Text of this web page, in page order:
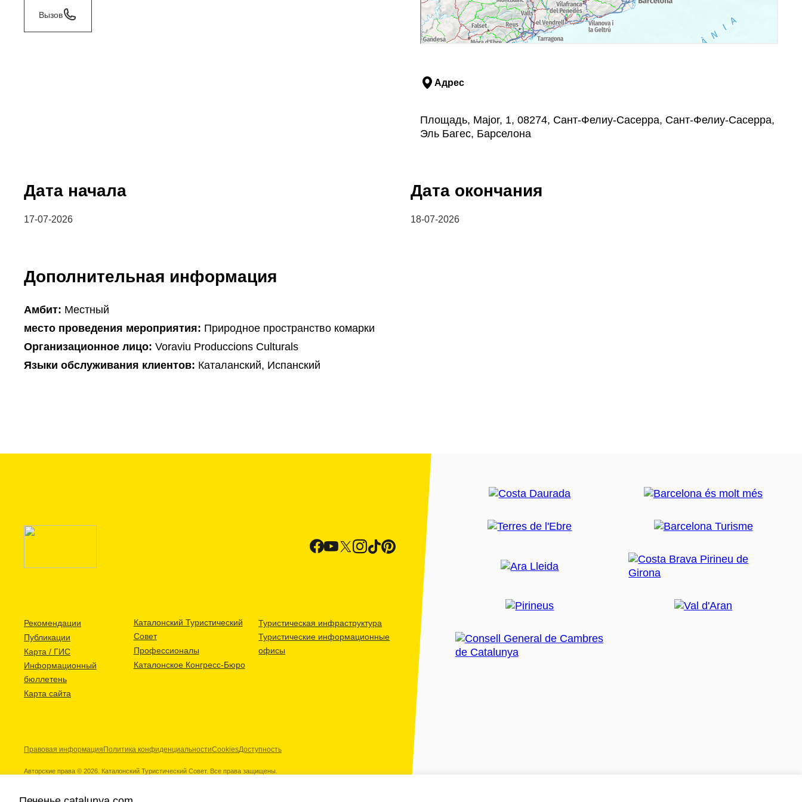
Вызов
Адрес
Площадь, Major, 1, 08274, Сант-Фелиу-Сасерра, Сант-Фелиу-Сасерра,
Эль Багес, Барселона
Дата начала
17-07-2026
Дата окончания
18-07-2026
Дополнительная информация
Амбит: Местный
место проведения мероприятия: Природное пространство комарки
Организационное лицо: Voraviu Produccions Culturals
Языки обслуживания клиентов: Каталанский, Испанский
Рекомендации
Публикации
Карта / ГИС
Информационный
бюллетень
Карта сайта
Каталонский Туристический
Совет
Профессионалы
Каталонское Конгресс-Бюро
Туристическая инфраструктура
Туристические информационные
офисы
Правовая информация Политика конфиденциальностиCookiesДоступность
Авторские права © 2026. Каталонский Туристический Совет. Все права защищены.